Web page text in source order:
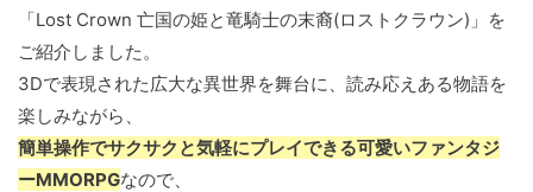
「Lost Crown 亡国の姫と竜騎士の末裔(ロストクラウン)」を
ご紹介しました。
3Dで表現された広大な異世界を舞台に、読み応えある物語を
楽しみながら、
簡単操作でサクサクと気軽にプレイできる可愛いファンタジ
ーMMORPGなので、